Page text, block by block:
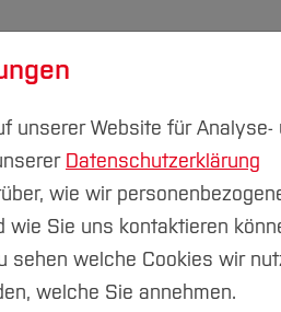
Transfer
unserer Website für Analyse-
Datenschutzerklärung
wie wir
wie Sie uns kontaktieren
sehen welche Cookies wir
welche Sie annehmen.